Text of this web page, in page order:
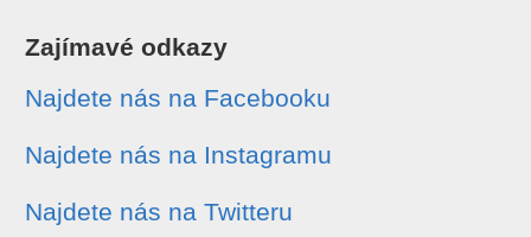
Zajímavé odkazy
Najdete nás na Facebooku
Najdete nás na Instagramu
Najdete nás na Twitteru